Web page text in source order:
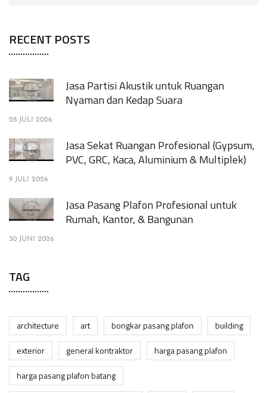
RECENT POSTS
Jasa Partisi Akustik untuk Ruangan
Nyaman dan Kedap Suara
28 JULI 2026
Jasa Sekat Ruangan Profesional (Gypsum,
PVC, GRC, Kaca, Aluminium & Multiplek)
9 JULI 2026
Jasa Pasang Plafon Profesional untuk
Rumah, Kantor, & Bangunan
30 JUNI 2026
TAG
architecture art bongkar pasang plafon
building
exterior
general kontraktor
harga pasang plafon
harga pasang plafon batang